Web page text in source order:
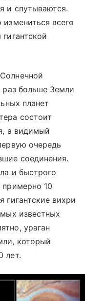
и спутываются.
всего
раз больше Земли
планет
состоит
а видимый
очередь
соединения.
и быстрого
примерно 10
гигантские вихри
известных
ураган
который
лет.